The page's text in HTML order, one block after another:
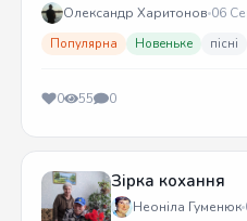
Олександр Харитонов 06
Популярна Новеньке пісні
0 55 0
Зірка кохання
Неоніла Гуменюк